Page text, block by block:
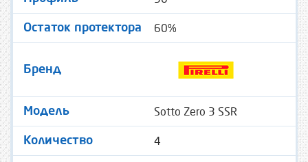
Остаток протектора 60%
Бренд
Модель Sotto Zero 3 SSR
Количество 4